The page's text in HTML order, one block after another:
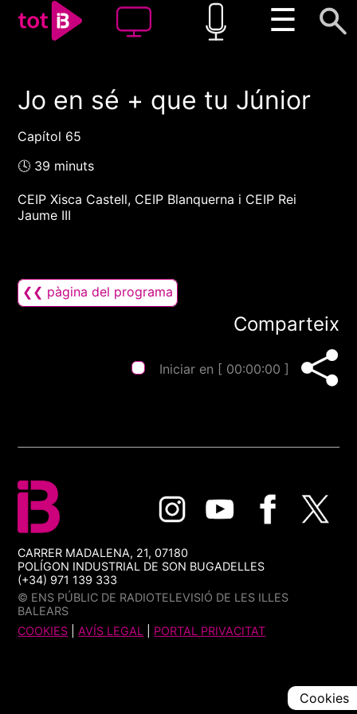
☰
00:00 00:00
Jo en sé + que tu Júnior
Capítol 65
🕓 39 minuts
CEIP Xisca Castell, CEIP Blanquerna i CEIP Rei
Jaume III
❮❮ pàgina del programa
Comparteix
Iniciar en [ 00:00:00 ]
CARRER MADALENA, 21, 07180
POLÍGON INDUSTRIAL DE SON BUGADELLES
(+34) 971 139 333
© ENS PÚBLIC DE RADIOTELEVISIÓ DE LES ILLES
BALEARS
COOKIES |AVÍS LEGAL PORTAL PRIVACITAT
Cookies